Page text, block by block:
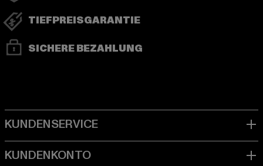
TIEFPREISGARANTIE
SICHERE BEZAHLUNG